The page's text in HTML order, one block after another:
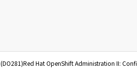
(DO281)Red Hat OpenShift Administration II: